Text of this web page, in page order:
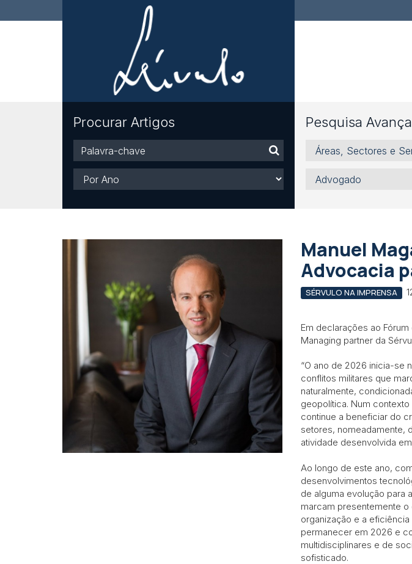
Procurar Artigos
Palavra-
chave
Ano
Pesquisa
Áreas,
Sectores
Serviços
Advogado
Manuel
Advocacia
SÉRVULO NA IMPRENSA
Em declarações ao
Managing partner da
“O ano de 2026 inicia-se
conflitos militares que
naturalmente,
geopolítica. Num
continue a beneficiar do
setores, nomeadamente,
atividade desenvolvida
Ao longo de este ano,
desenvolvimentos
de alguma evolução para
marcam presentemente o
organização e a
permanecer em 2026 e
multidisciplinares e de
sofisticado.